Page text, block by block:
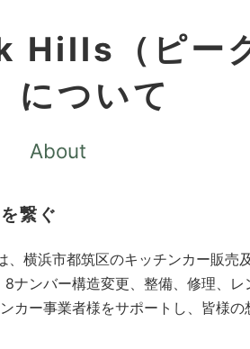
Hills（ピー
について
About
繋ぐ
横浜市都筑区のキッチンカー販売
ナンバー構造変更、整備、修理、レ
カー事業者様をサポートし、皆様の